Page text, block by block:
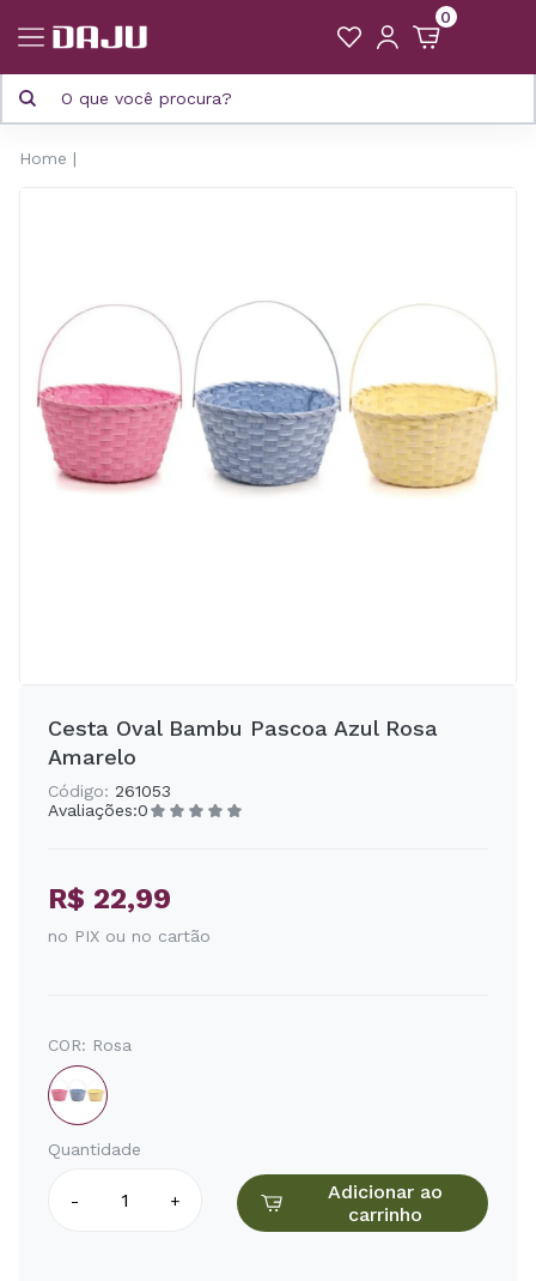
0
Home
Cesta Oval Bambu Pascoa Azul Rosa
Amarelo
Código: 261053
Avaliações:0
R$ 22,99
no PIX ou no cartão
COR: Rosa
Quantidade
- +
Adicionar ao
carrinho